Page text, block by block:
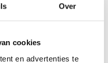
Over
cookies
en advertenties te